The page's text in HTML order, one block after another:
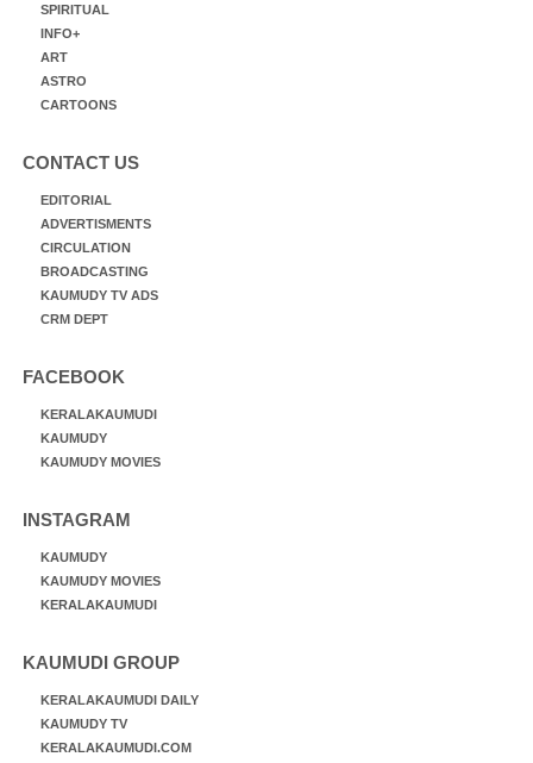
SPIRITUAL
INFO+
ART
ASTRO
CARTOONS
CONTACT US
EDITORIAL
ADVERTISMENTS
CIRCULATION
BROADCASTING
KAUMUDY TV ADS
CRM DEPT
FACEBOOK
KERALAKAUMUDI
KAUMUDY
KAUMUDY MOVIES
INSTAGRAM
KAUMUDY
KAUMUDY MOVIES
KERALAKAUMUDI
KAUMUDI GROUP
KERALAKAUMUDI DAILY
KAUMUDY TV
KERALAKAUMUDI.COM